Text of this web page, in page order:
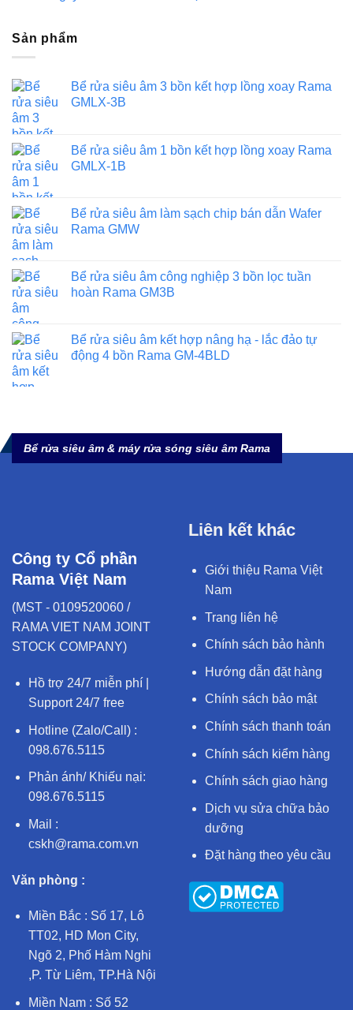
Sản phẩm
Bể rửa siêu âm 3 bồn kết hợp lồng xoay Rama
GMLX-3B
Bể rửa siêu âm 1 bồn kết hợp lồng xoay Rama
GMLX-1B
Bể rửa siêu âm làm sạch chip bán dẫn Wafer
Rama GMW
Bể rửa siêu âm công nghiệp 3 bồn lọc tuần
hoàn Rama GM3B
Bể rửa siêu âm kết hợp nâng hạ - lắc đảo tự
động 4 bồn Rama GM-4BLD
Bể rửa siêu âm & máy rửa sóng siêu âm Rama
Công ty Cổ phần
Rama Việt Nam
(MST - 0109520060 /
RAMA VIET NAM JOINT
STOCK COMPANY)
Hồ trợ 24/7 miễn phí |
Support 24/7 free
Hotline (Zalo/Call) :
098.676.5115
Phản ánh/ Khiếu nại:
098.676.5115
Mail :
cskh@rama.com.vn
Văn phòng :
Miền Bắc : Số 17, Lô
TT02, HD Mon City,
Ngõ 2, Phố Hàm Nghi
,P. Từ Liêm, TP.Hà Nội
Miền Nam : Số 52
Liên kết khác
Giới thiệu Rama Việt
Nam
Trang liên hệ
Chính sách bảo hành
Hướng dẫn đặt hàng
Chính sách bảo mật
Chính sách thanh toán
Chính sách kiểm hàng
Chính sách giao hàng
Dịch vụ sửa chữa bảo
dưỡng
Đặt hàng theo yêu cầu